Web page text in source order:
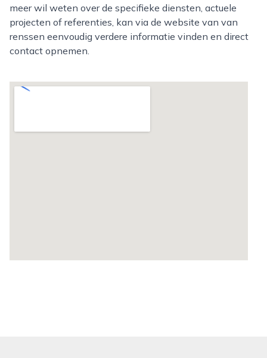
meer wil weten over de specifieke diensten, actuele
projecten of referenties, kan via de website van van
renssen eenvoudig verdere informatie vinden en direct
contact opnemen.